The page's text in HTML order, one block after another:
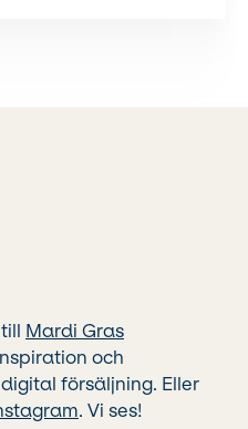
Mardi Gras
och
försäljning. Eller
. Vi ses!